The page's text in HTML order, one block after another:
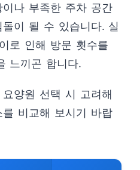
나 부족한 주차 공간
이 될 수 있습니다. 실
로 인해 방문 횟수를
느끼곤 합니다.
양원 선택 시 고려해
비교해 보시기 바랍